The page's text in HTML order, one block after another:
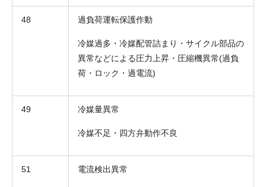
48 過負荷運転保護作動
冷媒過多・冷媒配管詰まり・サイクル部品の
異常などによる圧力上昇・圧縮機異常(過負
荷・ロック・過電流)
49 冷媒量異常
冷媒不足・四方弁動作不良
51 電流検出異常